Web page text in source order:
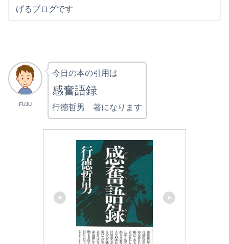
げるブログです
FUJU
今日の本の引用は
感奮語録
行徳哲男 著になります